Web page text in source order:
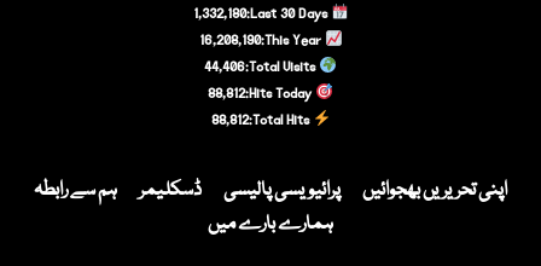
Last 30 Days:
1,332,180
This Year:
16,208,190
Total Visits:
44,406
Hits Today:
88,812
Total Hits:
88,812
اپنی تحریریں بھجوائیں پرائیویسی پالیسی ڈسکلیمر
ہم سے رابطہ
ہمارے بارے میں